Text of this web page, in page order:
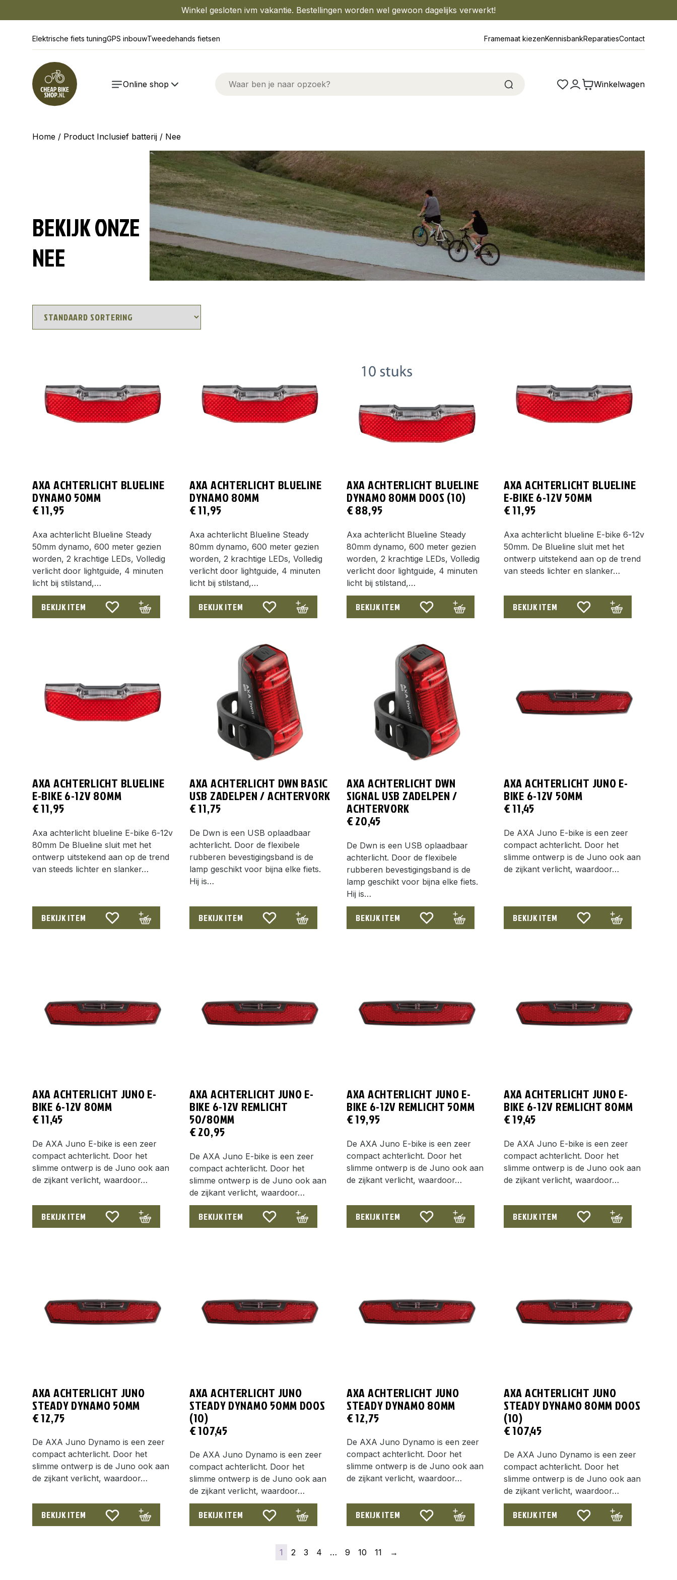
Winkel gesloten ivm vakantie. Bestellingen worden wel gewoon dagelijks verwerkt!
Elektrische fiets tuningGPS inbouwTweedehands fietsen Framemaat kiezenKennisbankReparatiesContact
Online shop Winkelwagen
Home / Product Inclusief batterij / Nee
BEKIJK ONZE
NEE
AXA ACHTERLICHT BLUELINE
DYNAMO 50MM
€11,95
Axa achterlicht Blueline Steady
50mm dynamo, 600 meter gezien
worden, 2 krachtige LEDs, Volledig
verlicht door lightguide, 4 minuten
licht bij stilstand,…
BEKIJK ITEM
AXA ACHTERLICHT BLUELINE
DYNAMO 80MM
€11,95
Axa achterlicht Blueline Steady
80mm dynamo, 600 meter gezien
worden, 2 krachtige LEDs, Volledig
verlicht door lightguide, 4 minuten
licht bij stilstand,…
BEKIJK ITEM
AXA ACHTERLICHT BLUELINE
DYNAMO 80MM DOOS (10)
€88,95
Axa achterlicht Blueline Steady
80mm dynamo, 600 meter gezien
worden, 2 krachtige LEDs, Volledig
verlicht door lightguide, 4 minuten
licht bij stilstand,…
BEKIJK ITEM
AXA ACHTERLICHT BLUELINE
E-BIKE 6-12V 50MM
€11,95
Axa achterlicht blueline E-bike 6-12v
50mm. De Blueline sluit met het
ontwerp uitstekend aan op de trend
van steeds lichter en slanker…
BEKIJK ITEM
AXA ACHTERLICHT BLUELINE
E-BIKE 6-12V 80MM
€11,95
Axa achterlicht blueline E-bike 6-12v
80mm De Blueline sluit met het
ontwerp uitstekend aan op de trend
van steeds lichter en slanker…
BEKIJK ITEM
AXA ACHTERLICHT DWN BASIC
USB ZADELPEN / ACHTERVORK
€11,75
De Dwn is een USB oplaadbaar
achterlicht. Door de flexibele
rubberen bevestigingsband is de
lamp geschikt voor bijna elke fiets.
Hij is…
BEKIJK ITEM
AXA ACHTERLICHT DWN
SIGNAL USB ZADELPEN /
ACHTERVORK
€20,45
De Dwn is een USB oplaadbaar
achterlicht. Door de flexibele
rubberen bevestigingsband is de
lamp geschikt voor bijna elke fiets.
Hij is…
BEKIJK ITEM
AXA ACHTERLICHT JUNO E-
BIKE 6-12V 50MM
€11,45
De AXA Juno E-bike is een zeer
compact achterlicht. Door het
slimme ontwerp is de Juno ook aan
de zijkant verlicht, waardoor…
BEKIJK ITEM
AXA ACHTERLICHT JUNO E-
BIKE 6-12V 80MM
€11,45
De AXA Juno E-bike is een zeer
compact achterlicht. Door het
slimme ontwerp is de Juno ook aan
de zijkant verlicht, waardoor…
BEKIJK ITEM
AXA ACHTERLICHT JUNO E-
BIKE 6-12V REMLICHT
50/80MM
€20,95
De AXA Juno E-bike is een zeer
compact achterlicht. Door het
slimme ontwerp is de Juno ook aan
de zijkant verlicht, waardoor…
BEKIJK ITEM
AXA ACHTERLICHT JUNO E-
BIKE 6-12V REMLICHT 50MM
€19,95
De AXA Juno E-bike is een zeer
compact achterlicht. Door het
slimme ontwerp is de Juno ook aan
de zijkant verlicht, waardoor…
BEKIJK ITEM
AXA ACHTERLICHT JUNO E-
BIKE 6-12V REMLICHT 80MM
€19,45
De AXA Juno E-bike is een zeer
compact achterlicht. Door het
slimme ontwerp is de Juno ook aan
de zijkant verlicht, waardoor…
BEKIJK ITEM
AXA ACHTERLICHT JUNO
STEADY DYNAMO 50MM
€12,75
De AXA Juno Dynamo is een zeer
compact achterlicht. Door het
slimme ontwerp is de Juno ook aan
de zijkant verlicht, waardoor…
BEKIJK ITEM
AXA ACHTERLICHT JUNO
STEADY DYNAMO 50MM DOOS
(10)
€107,45
De AXA Juno Dynamo is een zeer
compact achterlicht. Door het
slimme ontwerp is de Juno ook aan
de zijkant verlicht, waardoor…
BEKIJK ITEM
AXA ACHTERLICHT JUNO
STEADY DYNAMO 80MM
€12,75
De AXA Juno Dynamo is een zeer
compact achterlicht. Door het
slimme ontwerp is de Juno ook aan
de zijkant verlicht, waardoor…
BEKIJK ITEM
AXA ACHTERLICHT JUNO
STEADY DYNAMO 80MM DOOS
(10)
€107,45
De AXA Juno Dynamo is een zeer
compact achterlicht. Door het
slimme ontwerp is de Juno ook aan
de zijkant verlicht, waardoor…
BEKIJK ITEM
1 2 3 4 … 9 10 11 →